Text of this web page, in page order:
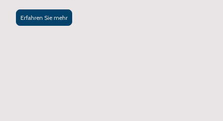
Erfahren Sie mehr